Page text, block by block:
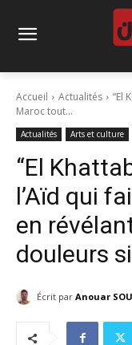
Accueil Actualités
“El
Maroc tout...
Actualités Arts et culture
“El
l’Aïd qui
en
douleurs
Écrit par Anouar